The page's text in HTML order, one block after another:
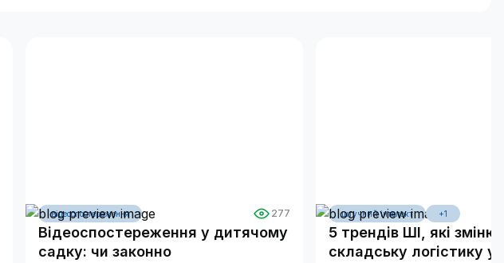
відеоспостереження 277
Відеоспостереження у дитячому
садку: чи законно
штучний інтелект +1
5 трендів ШІ, які
складську логістику у